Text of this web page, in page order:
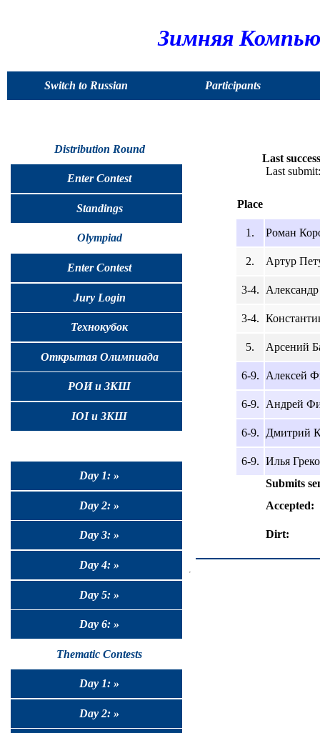
Зимняя
Switch to Russian Participants
Distribution Round
Enter Contest
Standings
Olympiad
Enter Contest
Jury Login
Технокубок
Открытая Олимпиада
РОИ и ЗКШ
IOI и ЗКШ
Day 1: »
Day 2: »
Day 3: »
Day 4: »
Day 5: »
Day 6: »
Thematic Contests
Day 1: »
Day 2: »
Last
Last
Place
1. Роман
2. Артур
3-4.
3-4.
5. Арсений
6-9. Алексей
6-9. Андрей
6-9. Дмитрий
6-9. Илья
Submits
Accepted:
Dirt: